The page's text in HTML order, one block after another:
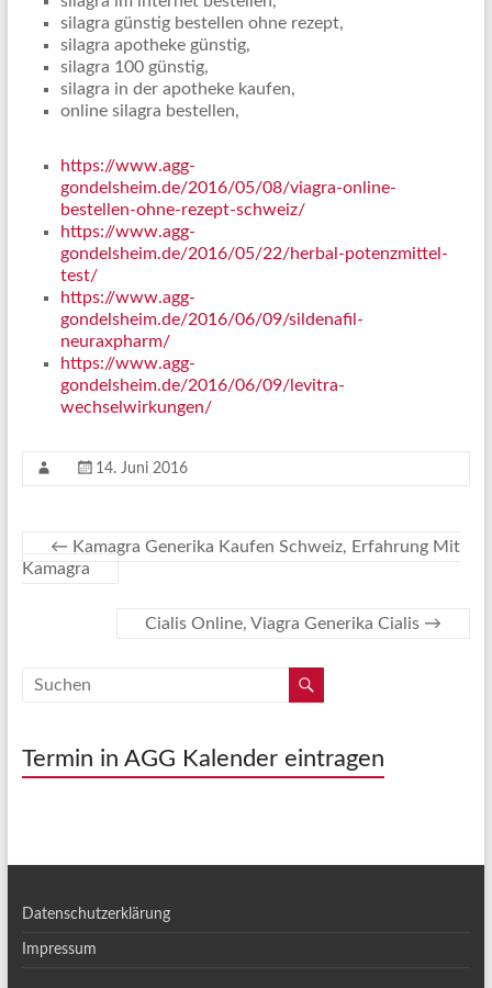
silagra günstig bestellen ohne rezept,
silagra apotheke günstig,
silagra 100 günstig,
silagra in der apotheke kaufen,
online silagra bestellen,
https://www.agg-
gondelsheim.de/2016/05/08/viagra-online-
bestellen-ohne-rezept-schweiz/
https://www.agg-
gondelsheim.de/2016/05/22/herbal-potenzmittel-
test/
https://www.agg-
gondelsheim.de/2016/06/09/sildenafil-
neuraxpharm/
https://www.agg-
gondelsheim.de/2016/06/09/levitra-
wechselwirkungen/
14. Juni 2016
← Kamagra Generika Kaufen Schweiz, Erfahrung Mit
Kamagra
Cialis Online, Viagra Generika Cialis →
Termin in AGG Kalender eintragen
Datenschutzerklärung
Impressum